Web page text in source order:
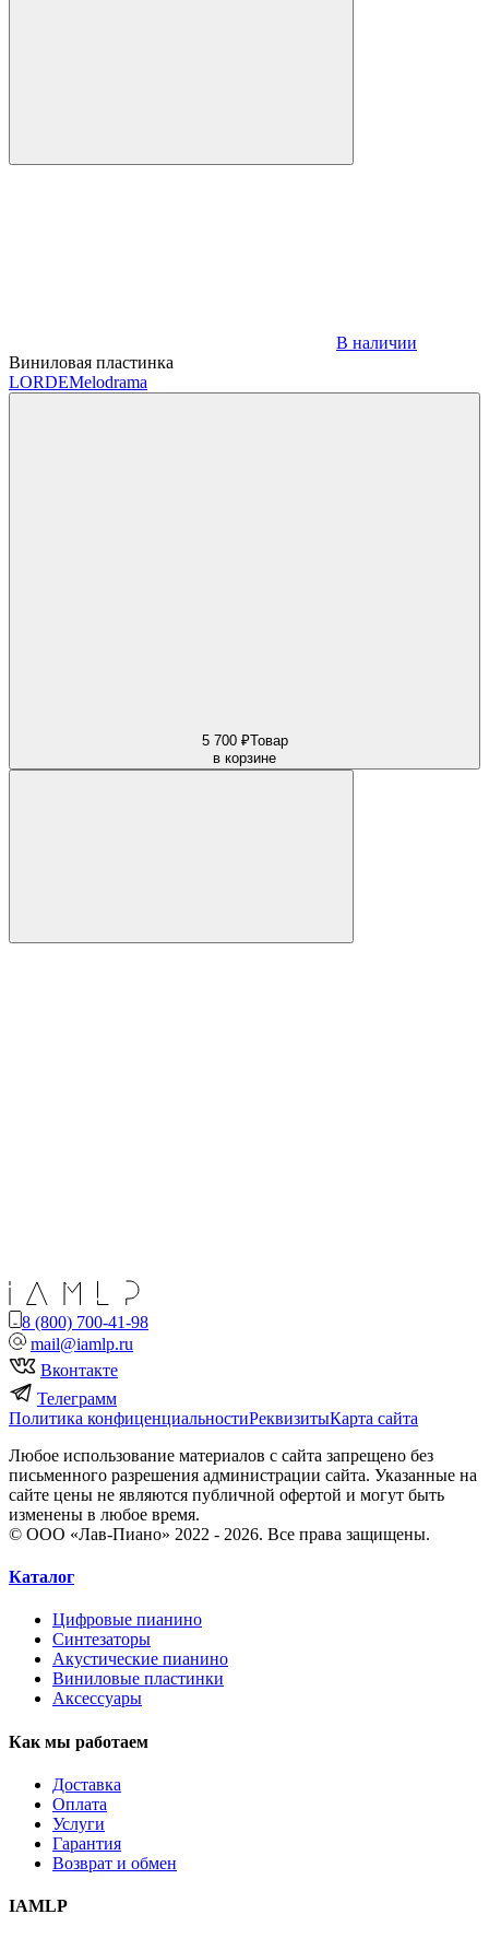
В наличии
Виниловая пластинка
LORDEMelodrama
5 700 ₽Товар
в корзине
8 (800) 700-41-98
mail@iamlp.ru
Вконтакте
Телеграмм
Политика конфиценциальностиРеквизитыКарта сайта
Любое использование материалов с сайта запрещено без
письменного разрешения администрации сайта. Указанные на
сайте цены не являются публичной офертой и могут быть
изменены в любое время.
© ООО «Лав-Пиано» 2022 - 2026. Все права защищены.
Каталог
Цифровые пианино
Синтезаторы
Акустические пианино
Виниловые пластинки
Аксессуары
Как мы работаем
Доставка
Оплата
Услуги
Гарантия
Возврат и обмен
IAMLP